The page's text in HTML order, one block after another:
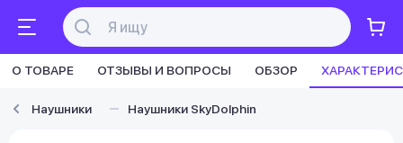
О ТОВАРЕ ОТЗЫВЫ И ВОПРОСЫ ОБЗОР
Наушники Наушники SkyDolphin